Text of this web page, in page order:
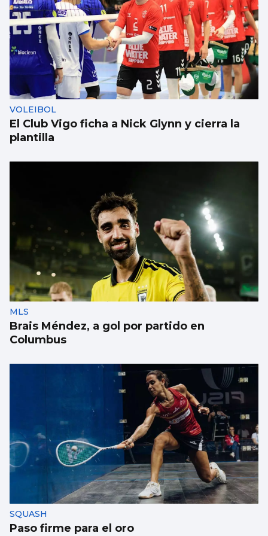
Rueda reclama al Gobierno una comisión
para negociar el traspaso de la AP-9
VOLEIBOL
El Club Vigo ficha a Nick Glynn y cierra la
plantilla
MLS
Brais Méndez, a gol por partido en
Columbus
SQUASH
Paso firme para el oro